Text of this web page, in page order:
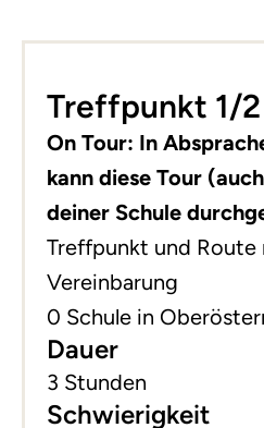
Treffpunkt 1/2
On Tour: In
kann diese Tour
deiner Schule
Treffpunkt und Route
Vereinbarung
0 Schule in
Dauer
3 Stunden
Schwierigkeit